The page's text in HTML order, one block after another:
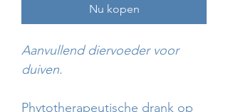
Nu kopen
Aanvullend diervoeder voor
duiven.
Phytotherapeutische drank op